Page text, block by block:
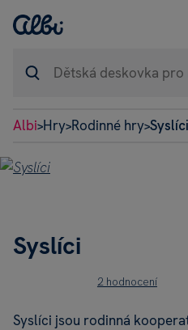
Albi>Hry>Rodinné hry>Syslíci
Syslíci
2 hodnocení
Syslíci jsou rodinná